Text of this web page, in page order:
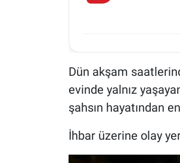
Dün akşam
evinde yalnız
şahsın hayatından
İhbar üzerine olay